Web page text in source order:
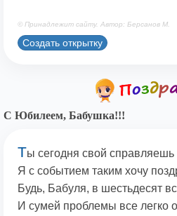
© Принадлежит сайту. Автор: Берсанов М.
Создать открытку
С Юбилеем, Бабушка!!!
Ты сегодня свой
Я с событием таким хочу
Будь, Бабуля, в шестьдесят
И сумей проблемы все легко